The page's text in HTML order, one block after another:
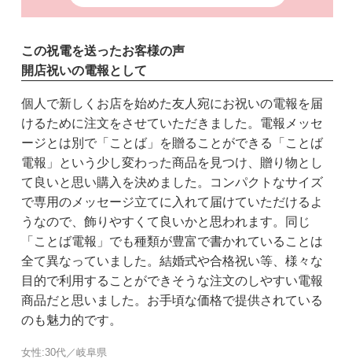
この祝電を送ったお客様の声
開店祝いの電報として
個人で新しくお店を始めた友人宛にお祝いの電報を届
けるために注文をさせていただきました。電報メッセ
ージとは別で「ことば」を贈ることができる「ことば
電報」という少し変わった商品を見つけ、贈り物とし
て良いと思い購入を決めました。コンパクトなサイズ
で専用のメッセージ立てに入れて届けていただけるよ
うなので、飾りやすくて良いかと思われます。同じ
「ことば電報」でも種類が豊富で書かれていることは
全て異なっていました。結婚式や合格祝い等、様々な
目的で利用することができそうな注文のしやすい電報
商品だと思いました。お手頃な価格で提供されている
のも魅力的です。
女性:30代／岐阜県